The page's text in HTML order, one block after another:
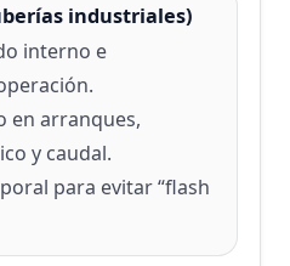
industriales)
interno e
en arranques,
y caudal.
para evitar “flash